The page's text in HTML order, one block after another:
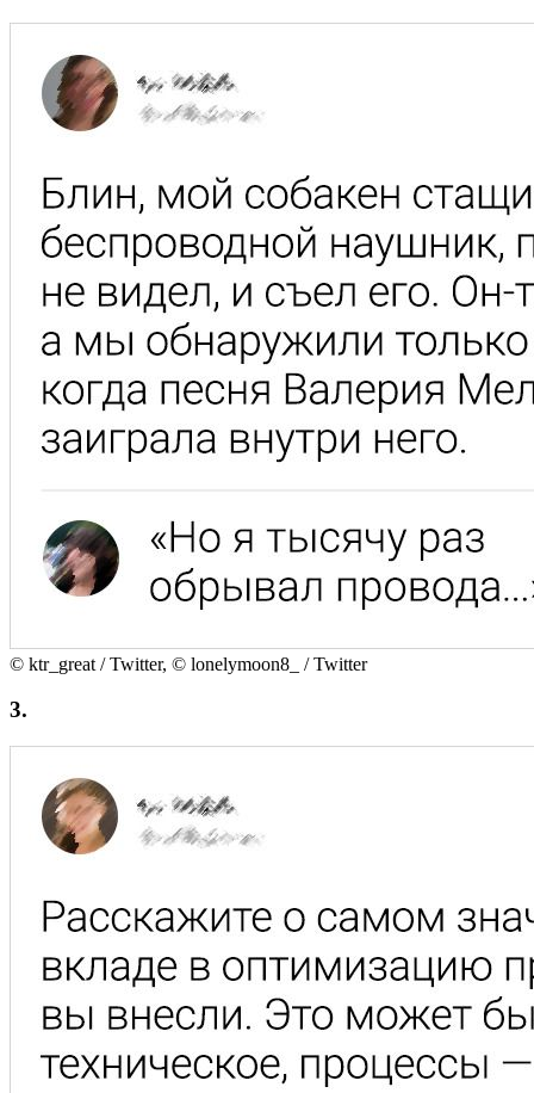
© ktr_great / Twitter, © lonelymoon8_ / Twitter
3.